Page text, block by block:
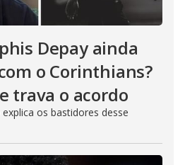
Depay ainda
o Corinthians?
trava o acordo
os bastidores desse